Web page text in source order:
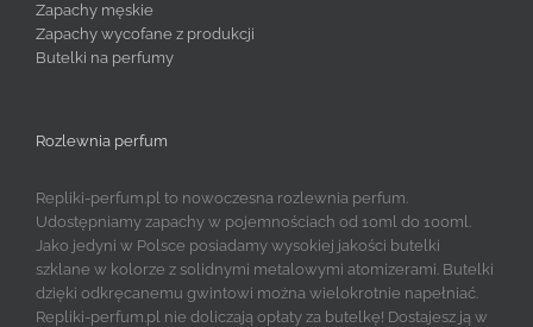
Zapachy męskie
Zapachy wycofane z produkcji
Butelki na perfumy
Rozlewnia perfum
Repliki-perfum.pl to nowoczesna rozlewnia perfum.
Udostępniamy zapachy w pojemnościach od 10ml do 100ml.
Jako jedyni w Polsce posiadamy wysokiej jakości butelki
szklane w kolorze z solidnymi metalowymi atomizerami. Butelki
dzięki odkręcanemu gwintowi można wielokrotnie napełniać.
Repliki-perfum.pl nie doliczają opłaty za butelkę! Dostajesz ją w